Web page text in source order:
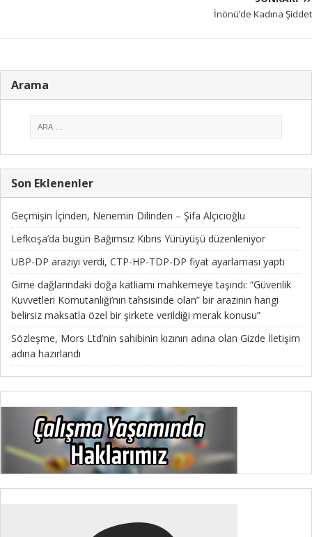
İnönü’de Kadına Şiddet
Arama
Son Eklenenler
Geçmişin İçinden, Nenemin Dilinden – Şifa Alçıcıoğlu
Lefkoşa’da bugün Bağımsız Kıbrıs Yürüyüşü düzenleniyor
UBP-DP araziyi verdi, CTP-HP-TDP-DP fiyat ayarlaması yaptı
Girne dağlarındaki doğa katliamı mahkemeye taşındı: “Güvenlik
Kuvvetleri Komutanlığı’nın tahsisinde olan” bir arazinin hangi
belirsiz maksatla özel bir şirkete verildiği merak konusu”
Sözleşme, Mors Ltd’nin sahibinin kızının adına olan Gizde İletişim
adına hazırlandı